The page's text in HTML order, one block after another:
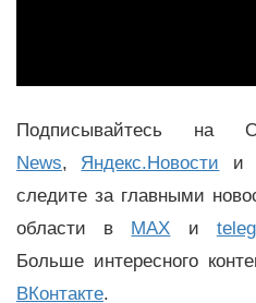
Подписывайтесь
News, Яндекс.Новости и
следите за главными
области в MAX и
Больше интересного
ВКонтакте.